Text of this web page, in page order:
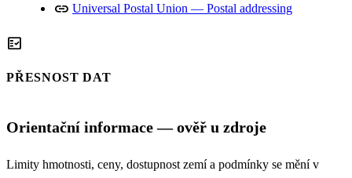
link Universal Postal Union — Postal addressing
fact_check
PŘESNOST DAT
Orientační informace — ověř u zdroje
Limity hmotnosti, ceny, dostupnost zemí a podmínky se mění v